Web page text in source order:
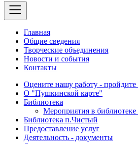
Главная
Общие сведения
Творческие объединения
Новости и события
Контакты
Оцените нашу работу - пройдите
О "Пушкинской карте"
Библиотека
Мероприятия в
Библиотека п.Чистый
Предоставление услуг
Деятельность - документы